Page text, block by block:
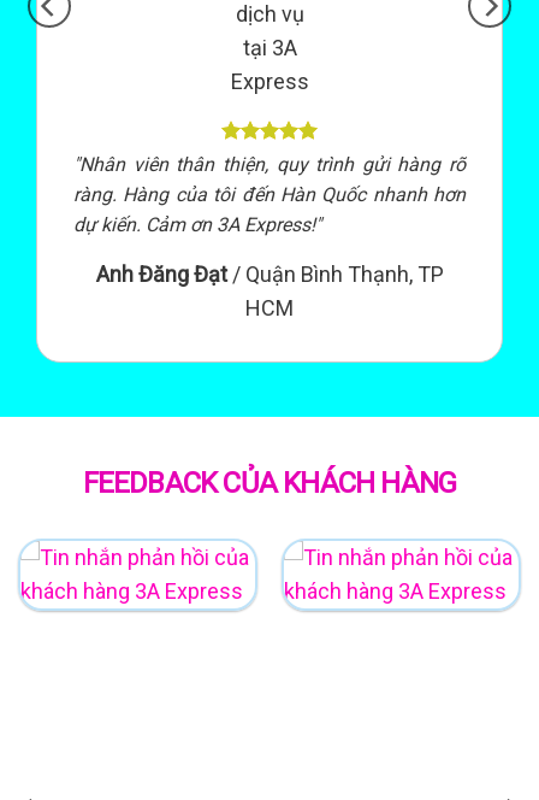
"Nhân viên thân thiện, quy trình gửi hàng rõ
ràng. Hàng của tôi đến Hàn Quốc nhanh hơn
dự kiến. Cảm ơn 3A Express!"
Anh Đăng Đạt / Quận Bình Thạnh, TP
HCM
FEEDBACK CỦA KHÁCH HÀNG